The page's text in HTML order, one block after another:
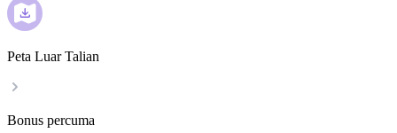
Peta Luar Talian
Bonus percuma